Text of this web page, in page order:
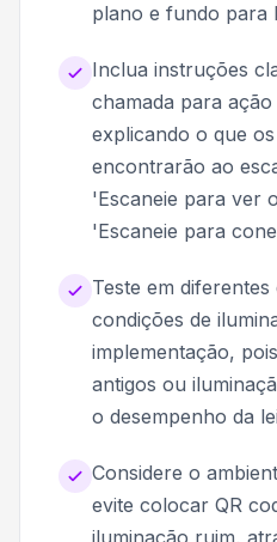
plano e fundo para
Inclua instruções
chamada para
explicando o que
encontrarão ao
'Escaneie para ver
'Escaneie para
Teste em diferentes
condições de
implementação,
antigos ou
o desempenho da
Considere o
evite colocar QR